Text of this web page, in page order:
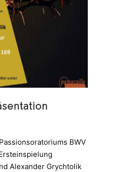
BWV
Alexander Grychtolik